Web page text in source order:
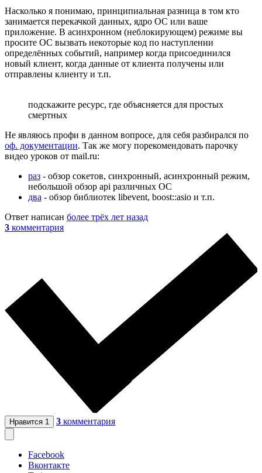
Насколько я понимаю, принципиальная разница в том кто
занимается перекачкой данных, ядро ОС или ваше
приложение. В асинхронном (неблокирующем) режиме вы
просите ОС вызвать некоторые код по наступлении
определённых событий, например когда присоединился
новый клиент, когда данные от клиента получены или
отправлены клиенту и т.п.
подскажите ресурс, где объясняется для простых
смертных
Не являюсь профи в данном вопросе, для себя разбирался по
оф. документации. Так же могу порекомендовать парочку
видео уроков от mail.ru:
раз - обзор сокетов, синхронный, асинхронный режим,
небольшой обзор api различных ОС
два - обзор библиотек libevent, boost::asio и т.п.
Ответ написан более трёх лет назад
3 комментария
Нравится 1 3 комментария
Facebook
Вконтакте